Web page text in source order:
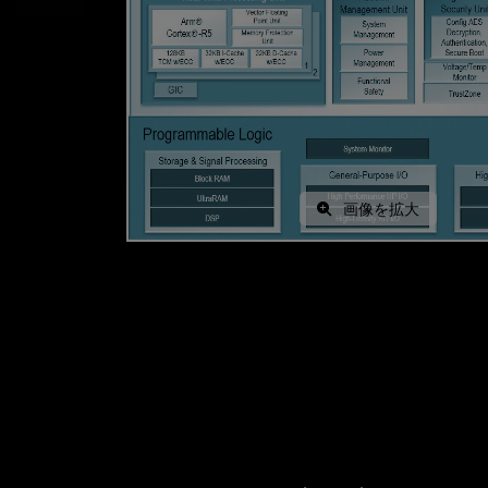
画像を拡大